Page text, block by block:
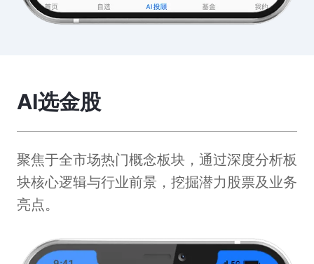
AI选金股
聚焦于全市场热门概念板块，通过深度分析板
块核心逻辑与行业前景，挖掘潜力股票及业务
亮点。